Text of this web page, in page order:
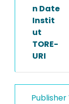
n Date
Instit
ut
TORE-
URI